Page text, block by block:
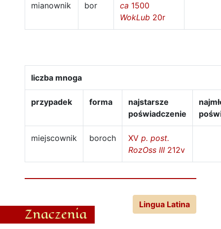
mianownik bor ca 1500
WokLub 20r
liczba mnoga
przypadek forma
najstarsze
poświadczenie
miejscownik boroch XV p. post.
RozOss III 212v
Znaczenia
Lingua Latina